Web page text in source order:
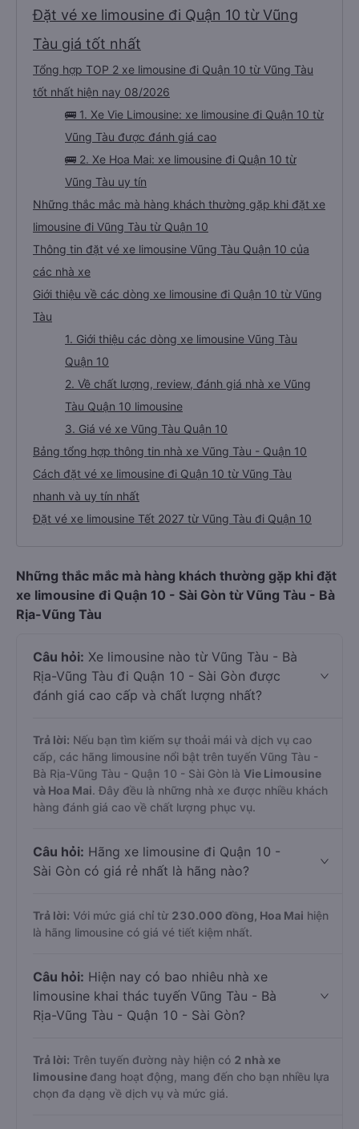
Đặt vé xe limousine đi Quận 10 từ Vũng
Tàu giá tốt nhất
Tổng hợp TOP 2 xe limousine đi Quận 10 từ Vũng Tàu
tốt nhất hiện nay 08/2026
🚌 1. Xe Vie Limousine: xe limousine đi Quận 10 từ
Vũng Tàu được đánh giá cao
🚌 2. Xe Hoa Mai: xe limousine đi Quận 10 từ
Vũng Tàu uy tín
Những thắc mắc mà hàng khách thường gặp khi đặt xe
limousine đi Vũng Tàu từ Quận 10
Thông tin đặt vé xe limousine Vũng Tàu Quận 10 của
các nhà xe
Giới thiệu về các dòng xe limousine đi Quận 10 từ Vũng
Tàu
1. Giới thiệu các dòng xe limousine Vũng Tàu
Quận 10
2. Về chất lượng, review, đánh giá nhà xe Vũng
Tàu Quận 10 limousine
3. Giá vé xe Vũng Tàu Quận 10
Bảng tổng hợp thông tin nhà xe Vũng Tàu - Quận 10
Cách đặt vé xe limousine đi Quận 10 từ Vũng Tàu
nhanh và uy tín nhất
Đặt vé xe limousine Tết 2027 từ Vũng Tàu đi Quận 10
Những thắc mắc mà hàng khách thường gặp khi đặt
xe limousine đi Quận 10 - Sài Gòn từ Vũng Tàu - Bà
Rịa-Vũng Tàu
Câu hỏi: Xe limousine nào từ Vũng Tàu - Bà
Rịa-Vũng Tàu đi Quận 10 - Sài Gòn được
đánh giá cao cấp và chất lượng nhất?
Trả lời: Nếu bạn tìm kiếm sự thoải mái và dịch vụ cao
cấp, các hãng limousine nổi bật trên tuyến Vũng Tàu -
Bà Rịa-Vũng Tàu - Quận 10 - Sài Gòn là Vie Limousine
và Hoa Mai. Đây đều là những nhà xe được nhiều khách
hàng đánh giá cao về chất lượng phục vụ.
Câu hỏi: Hãng xe limousine đi Quận 10 -
Sài Gòn có giá rẻ nhất là hãng nào?
Trả lời: Với mức giá chỉ từ 230.000 đồng, Hoa Mai hiện
là hãng limousine có giá vé tiết kiệm nhất.
Câu hỏi: Hiện nay có bao nhiêu nhà xe
limousine khai thác tuyến Vũng Tàu - Bà
Rịa-Vũng Tàu - Quận 10 - Sài Gòn?
Trả lời: Trên tuyến đường này hiện có 2 nhà xe
limousine đang hoạt động, mang đến cho bạn nhiều lựa
chọn đa dạng về dịch vụ và mức giá.